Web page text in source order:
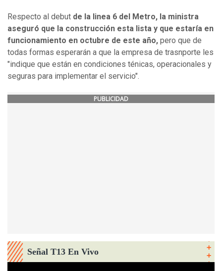
Respecto al debut de la linea 6 del Metro, la ministra
aseguró que la construcción esta lista y que estaría en
funcionamiento en octubre de este año, pero que de
todas formas esperarán a que la empresa de trasnporte les
"indique que están en condiciones ténicas, operacionales y
seguras para implementar el servicio".
PUBLICIDAD
Señal T13 En Vivo